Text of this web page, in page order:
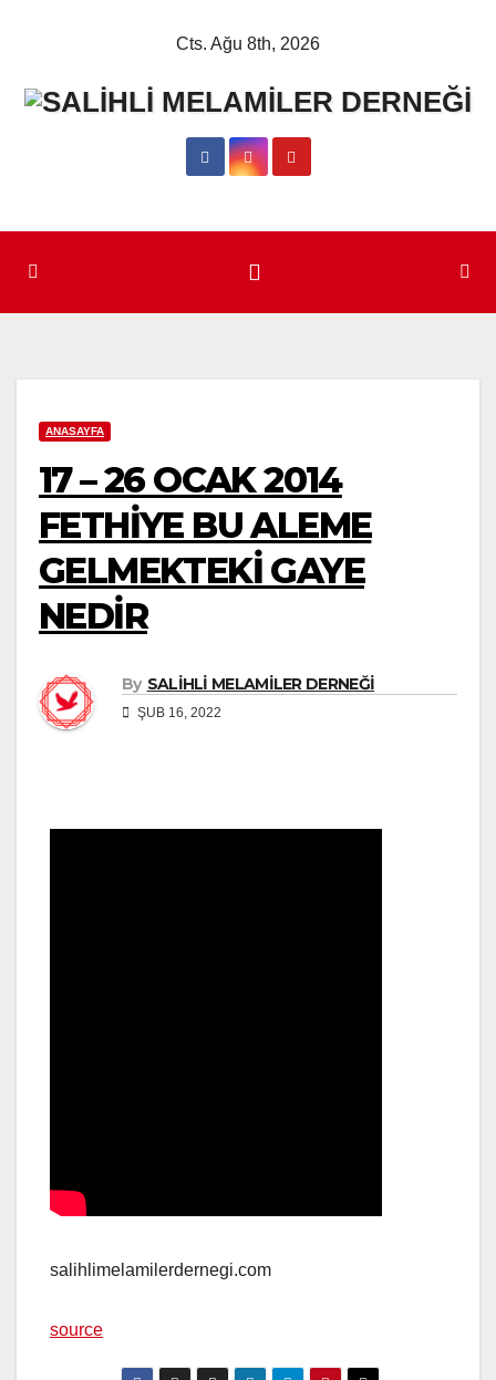
Cts. Ağu 8th, 2026
ANASAYFA
17 – 26 OCAK 2014
FETHİYE BU ALEME
GELMEKTEKİ GAYE
NEDİR
By SALİHLİ MELAMİLER DERNEĞİ
ŞUB 16, 2022
salihlimelamilerdernegi.com
source